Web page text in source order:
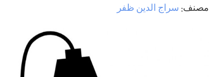
مصنف: سراج الدين ظفر